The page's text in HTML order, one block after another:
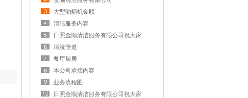
及日照饭店酒店食堂的油烟机管道清
洗技能
大型油烟机金顺
清洁服务内容
日照金顺清洁服务有限公司祝大家
2026年新年快乐
清洗管道
餐厅厨房
本公司承接内容
业务流程图
日照金顺清洁服务有限公司祝大家